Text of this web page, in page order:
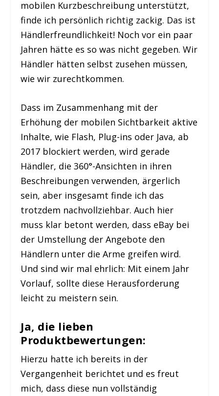
mobilen Kurzbeschreibung unterstützt,
finde ich persönlich richtig zackig. Das ist
Händlerfreundlichkeit! Noch vor ein paar
Jahren hätte es so was nicht gegeben. Wir
Händler hätten selbst zusehen müssen,
wie wir zurechtkommen.
Dass im Zusammenhang mit der
Erhöhung der mobilen Sichtbarkeit aktive
Inhalte, wie Flash, Plug-ins oder Java, ab
2017 blockiert werden, wird gerade
Händler, die 360°-Ansichten in ihren
Beschreibungen verwenden, ärgerlich
sein, aber insgesamt finde ich das
trotzdem nachvollziehbar. Auch hier
muss klar betont werden, dass eBay bei
der Umstellung der Angebote den
Händlern unter die Arme greifen wird.
Und sind wir mal ehrlich: Mit einem Jahr
Vorlauf, sollte diese Herausforderung
leicht zu meistern sein.
Ja, die lieben
Produktbewertungen:
Hierzu hatte ich bereits in der
Vergangenheit berichtet und es freut
mich, dass diese nun vollständig